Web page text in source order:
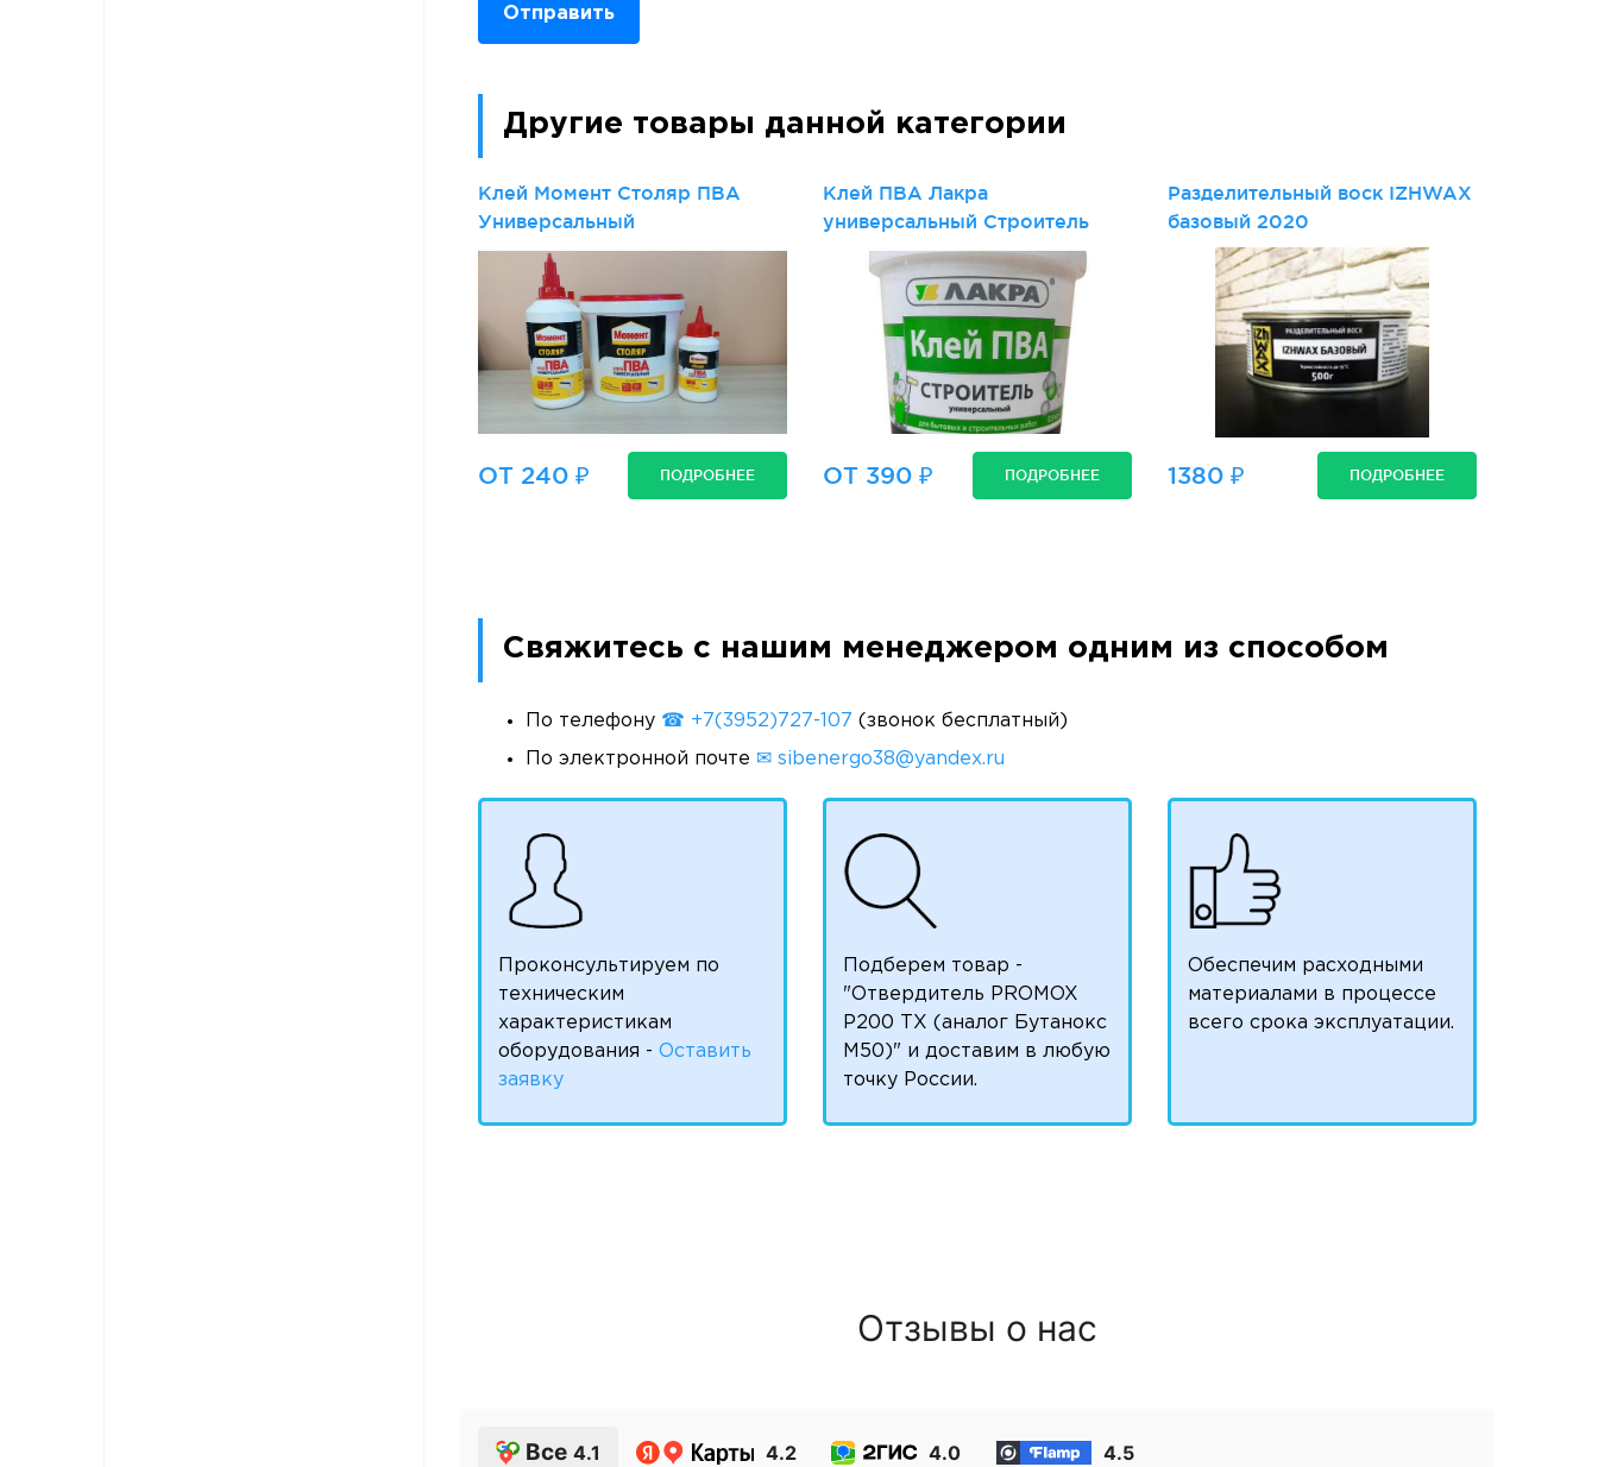
Отправить
Другие товары данной категории
Клей Момент Столяр ПВА
Универсальный
ОТ 240 ₽ ПОДРОБНЕЕ
Клей ПВА Лакра
универсальный Строитель
ОТ 390 ₽ ПОДРОБНЕЕ
Разделительный воск IZHWAX
базовый 2020
1380 ₽ ПОДРОБНЕЕ
Свяжитесь с нашим менеджером одним из способом
По телефону ☎ +7(3952)727-107 (звонок бесплатный)
По электронной почте ✉ sibenergo38@yandex.ru
Проконсультируем по
техническим
характеристикам
оборудования - Оставить
заявку
Подберем товар -
"Отвердитель PROMOX
P200 TX (аналог Бутанокс
М50)" и доставим в любую
точку России.
Обеспечим расходными
материалами в процессе
всего срока эксплуатации.
Отзывы о нас
Все 4.1 4.2 4.0 4.5